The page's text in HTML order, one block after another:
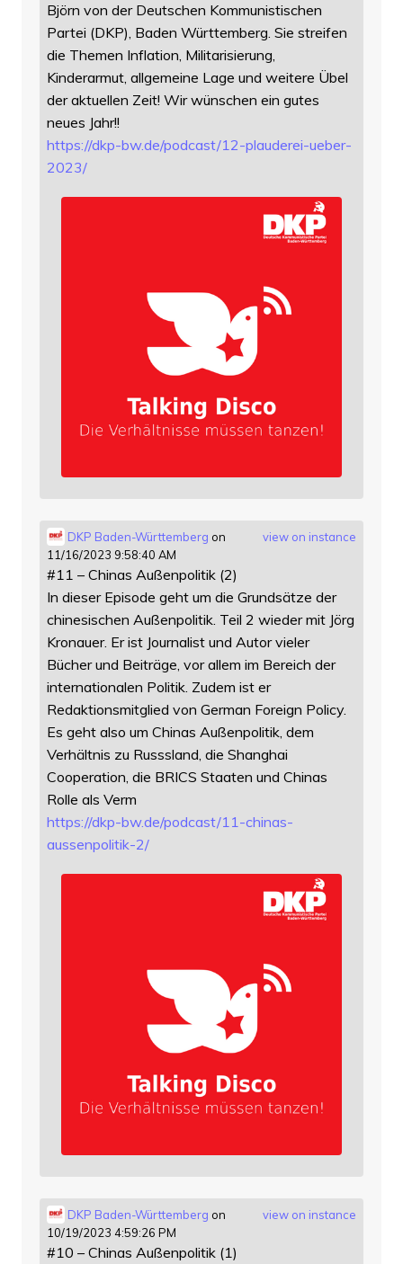
Björn von der Deutschen Kommunistischen
Partei (DKP), Baden Württemberg. Sie streifen
die Themen Inflation, Militarisierung,
Kinderarmut, allgemeine Lage und weitere Übel
der aktuellen Zeit! Wir wünschen ein gutes
neues Jahr!!
https://dkp-bw.de/podcast/12-plauderei-ueber-
2023/
view on instance
DKP Baden-Württemberg on
11/16/2023 9:58:40 AM
#11 – Chinas Außenpolitik (2)
In dieser Episode geht um die Grundsätze der
chinesischen Außenpolitik. Teil 2 wieder mit Jörg
Kronauer. Er ist Journalist und Autor vieler
Bücher und Beiträge, vor allem im Bereich der
internationalen Politik. Zudem ist er
Redaktionsmitglied von German Foreign Policy.
Es geht also um Chinas Außenpolitik, dem
Verhältnis zu Russsland, die Shanghai
Cooperation, die BRICS Staaten und Chinas
Rolle als Verm
https://dkp-bw.de/podcast/11-chinas-
aussenpolitik-2/
view on instance
DKP Baden-Württemberg on
10/19/2023 4:59:26 PM
#10 – Chinas Außenpolitik (1)